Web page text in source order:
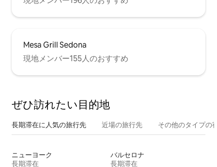
Mesa Grill Sedona
現地メンバー155人のおすすめ
ぜひ訪⁠れ⁠た⁠い目⁠的⁠地
長期滞在に人気の旅行先 近場の旅行先 その他のタ⁠イ⁠プ⁠の
ニューヨーク
長期滞在
バルセロナ
長期滞在